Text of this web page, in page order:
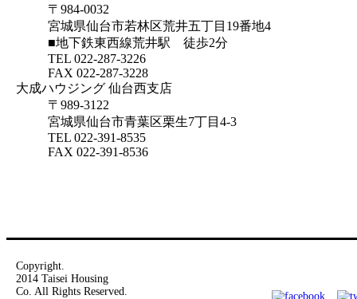
〒 984-0032
宮城県仙台市若林区荒井五丁目19番地4
■地下鉄東西線荒井駅 徒歩2分
TEL 022-287-3226
FAX 022-287-3228
大成ハウジング 仙台西支店
〒 989-3122
宮城県仙台市青葉区栗生7丁目4-3
TEL 022-391-8535
FAX 022-391-8536
Copyright.
2014 Taisei Housing
Co. All Rights Reserved.